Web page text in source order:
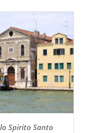
Spirito Santo